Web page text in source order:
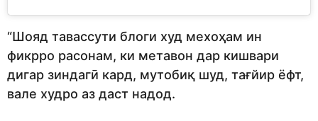
“Шояд тавассути блоги худ мехоҳам ин
фикрро расонам, ки метавон дар кишвари
дигар зиндагӣ кард, мутобиқ шуд, тағйир ёфт,
вале худро аз даст надод.